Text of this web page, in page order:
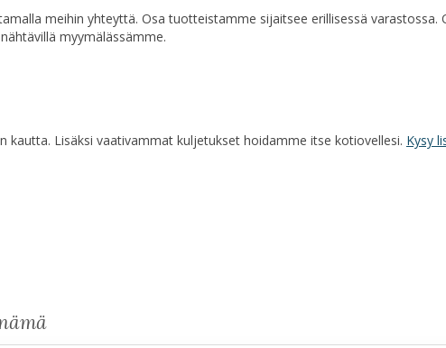
meihin yhteyttä. Osa tuotteistamme sijaitsee erillisessä varastossa.
myymälässämme.
Lisäksi vaativammat kuljetukset hoidamme itse kotiovellesi. Kysy